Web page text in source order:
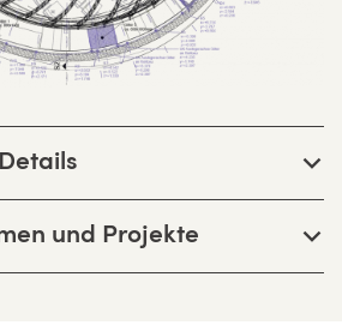
und Projekte